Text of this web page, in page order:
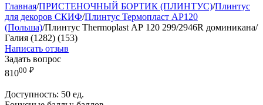
Главная/ПРИСТЕНОЧНЫЙ БОРТИК (ПЛИНТУС)/Плинтус
для декоров СКИФ/Плинтус Термопласт АР120
(Польша)/Плинтус Thermoplast АР 120 299/2946R доминикана/
Галия (1282) (153)
Написать отзыв
Задать вопрос
81000 ₽
Доступность: 50 ед.